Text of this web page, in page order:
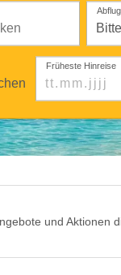
Früheste Hinreise
und Aktionen